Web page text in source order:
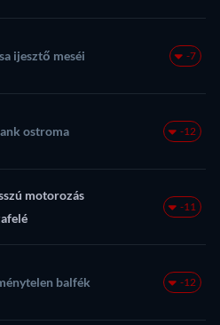
ijesztő meséi -7
ostroma -12
motorozás
-11
balfék -12